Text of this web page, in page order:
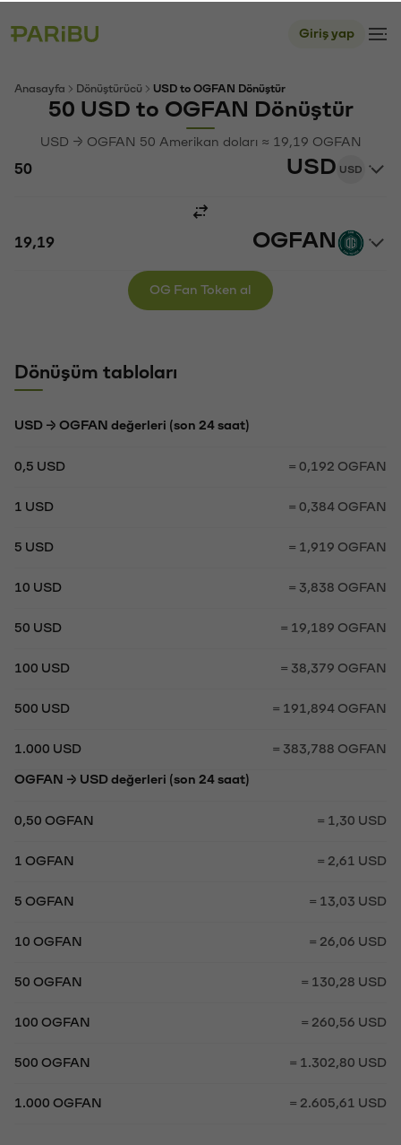
Giriş yap
Anasayfa Dönüştürücü USD to OGFAN Dönüştür
50 USD to OGFAN Dönüştür
USD → OGFAN 50 Amerikan doları ≈ 19,19 OGFAN
USD USD
OGFAN
OG Fan Token al
Dönüşüm tabloları
USD → OGFAN değerleri (son 24 saat)
0,5 USD = 0,192 OGFAN
1 USD = 0,384 OGFAN
5 USD = 1,919 OGFAN
10 USD = 3,838 OGFAN
50 USD = 19,189 OGFAN
100 USD = 38,379 OGFAN
500 USD = 191,894 OGFAN
1.000 USD = 383,788 OGFAN
OGFAN → USD değerleri (son 24 saat)
0,50 OGFAN = 1,30 USD
1 OGFAN = 2,61 USD
5 OGFAN = 13,03 USD
10 OGFAN = 26,06 USD
50 OGFAN = 130,28 USD
100 OGFAN = 260,56 USD
500 OGFAN = 1.302,80 USD
1.000 OGFAN = 2.605,61 USD